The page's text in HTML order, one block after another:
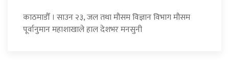
काठमाडौँ । साउन २३, जल तथा मौसम विज्ञान विभाग मौसम
पूर्वानुमान महाशाखाले हाल देशभर मनसुनी